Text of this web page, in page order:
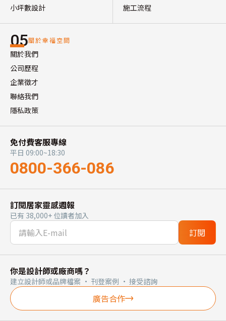
小坪數設計
施工流程
05關於幸福空間
關於我們
公司歷程
企業徵才
聯絡我們
隱私政策
免付費客服專線
平日 09:00~18:30
0800-366-086
訂閱居家靈感週報
已有 38,000+ 位讀者加入
訂閱
你是設計師或廠商嗎？
建立設計師或品牌檔案 · 刊登案例 · 接受諮詢
廣告合作